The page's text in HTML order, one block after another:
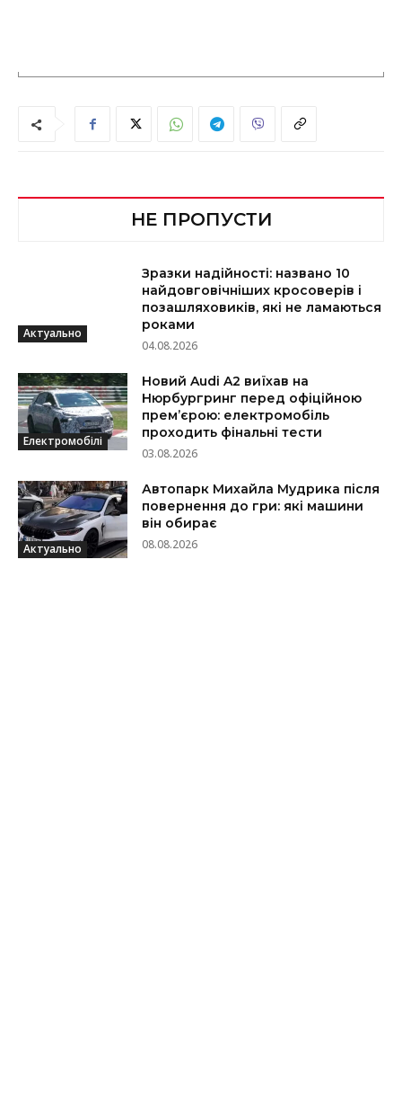
НЕ ПРОПУСТИ
Актуально
Зразки надійності: названо 10
найдовговічніших кросоверів і
позашляховиків, які не ламаються
роками
04.08.2026
Електромобілі
Новий Audi A2 виїхав на
Нюрбургринг перед офіційною
прем’єрою: електромобіль
проходить фінальні тести
03.08.2026
Актуально
Автопарк Михайла Мудрика після
повернення до гри: які машини
він обирає
08.08.2026